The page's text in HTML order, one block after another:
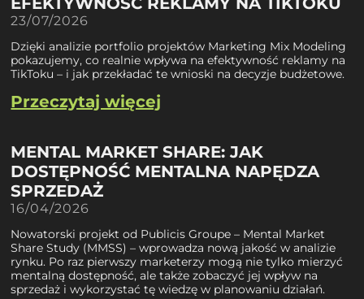
23/07/2026
Dzięki analizie portfolio projektów Marketing Mix Modeling
pokazujemy, co realnie wpływa na efektywność reklamy na
TikToku – i jak przekładać te wnioski na decyzje budżetowe.
Przeczytaj więcej
MENTAL MARKET SHARE: JAK
DOSTĘPNOŚĆ MENTALNA NAPĘDZA
SPRZEDAŻ
16/04/2026
Nowatorski projekt od Publicis Groupe – Mental Market
Share Study (MMSS) – wprowadza nową jakość w analizie
rynku. Po raz pierwszy marketerzy mogą nie tylko mierzyć
mentalną dostępność, ale także zobaczyć jej wpływ na
sprzedaż i wykorzystać tę wiedzę w planowaniu działań.